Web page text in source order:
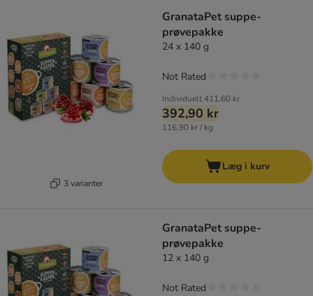
3 varianter
GranataPet suppe-
prøvepakke
24 x 140 g
Individuelt411,60 kr
392,90 kr
116,90 kr / kg
Not Rated
Læg i kurv
GranataPet suppe-
prøvepakke
12 x 140 g
Not Rated